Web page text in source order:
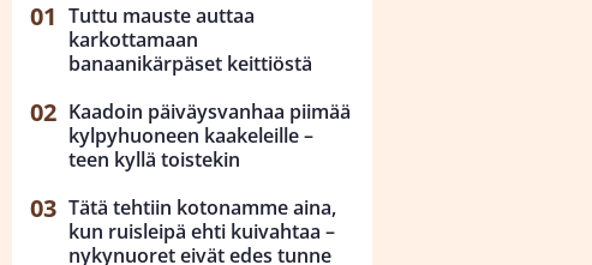
Tuttu mauste auttaa
karkottamaan
banaanikärpäset keittiöstä
Kaadoin päiväysvanhaa piimää
kylpyhuoneen kaakeleille –
teen kyllä toistekin
Tätä tehtiin kotonamme aina,
kun ruisleipä ehti kuivahtaa –
nykynuoret eivät edes tunne